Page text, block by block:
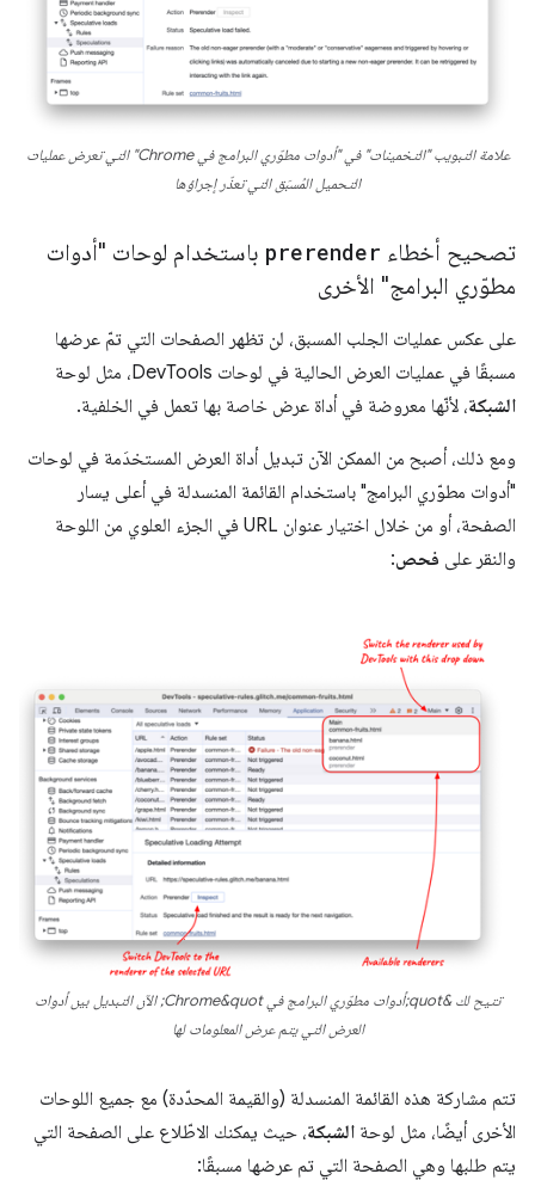
علامة التبويب "التخمينات" في "أدوات مطوّري البرامج في Chrome" التي تعرض عمليات
التحميل المُسبَق التي تعذّر إجراؤها
تصحيح أخطاء prerender باستخدام لوحات "أدوات
مطوّري البرامج" الأخرى
على عكس عمليات الجلب المسبق، لن تظهر الصفحات التي تمّ عرضها
مسبقًا في عمليات العرض الحالية في لوحات DevTools، مثل لوحة
الشبكة، لأنّها معروضة في أداة عرض خاصة بها تعمل في الخلفية.
ومع ذلك، أصبح من الممكن الآن تبديل أداة العرض المستخدَمة في لوحات
"أدوات مطوّري البرامج" باستخدام القائمة المنسدلة في أعلى يسار
الصفحة، أو من خلال اختيار عنوان URL في الجزء العلوي من اللوحة
والنقر على فحص:
تتيح لك &quot;أدوات مطوّري البرامج في Chrome&quot; الآن التبديل بين أدوات
العرض التي يتم عرض المعلومات لها
تتم مشاركة هذه القائمة المنسدلة (والقيمة المحدّدة) مع جميع اللوحات
الأخرى أيضًا، مثل لوحة الشبكة، حيث يمكنك الاطّلاع على الصفحة التي
يتم طلبها وهي الصفحة التي تم عرضها مسبقًا: